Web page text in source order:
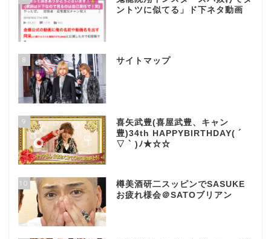
ントツに似てる」ド下ネタ動画
8 サイトマップ
9
喜矢武豊(喜屋武豊、キャン
豊)34th HAPPYBIRTHDAY( ´
▽ ` )ﾉ★☆☆
10
樽美酒研二スッピンでSASUKE
お疲れ様会＠SATOブリアン